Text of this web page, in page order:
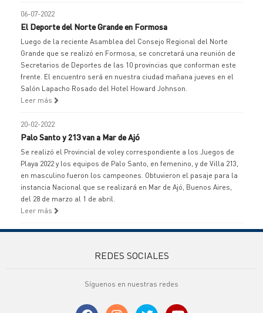
06-07-2022
El Deporte del Norte Grande en Formosa
Luego de la reciente Asamblea del Consejo Regional del Norte
Grande que se realizó en Formosa, se concretará una reunión de
Secretarios de Deportes de las 10 provincias que conforman este
frente. El encuentro será en nuestra ciudad mañana jueves en el
Salón Lapacho Rosado del Hotel Howard Johnson.
Leer más
20-02-2022
Palo Santo y 213 van a Mar de Ajó
Se realizó el Provincial de voley correspondiente a los Juegos de
Playa 2022 y los equipos de Palo Santo, en femenino, y de Villa 213,
en masculino fueron los campeones. Obtuvieron el pasaje para la
instancia Nacional que se realizará en Mar de Ajó, Buenos Aires,
del 28 de marzo al 1 de abril.
Leer más
REDES SOCIALES
Síguenos en nuestras redes